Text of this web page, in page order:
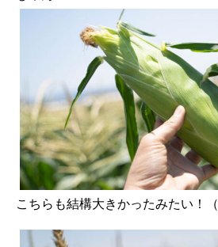
こちらも結構大きかったみたい！（